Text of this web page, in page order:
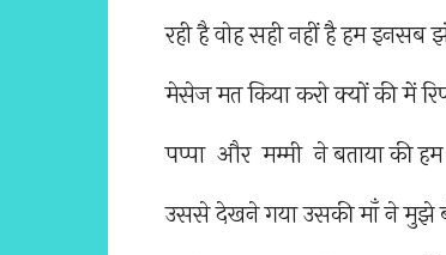
रही है वोह सही नहीं है हम
मेसेज मत किया करो क्यों की में
पप्पा और मम्मी ने बताया की
उससे देखने गया उसकी माँ ने मुझे